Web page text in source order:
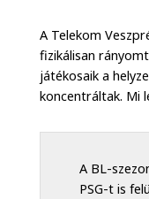
A Telekom
fizikálisan
játékosaik a
koncentráltak. Mi
A BL-
PSG-t is